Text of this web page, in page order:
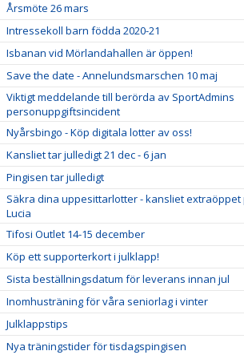
Årsmöte 26 mars
Intressekoll barn födda 2020-21
Isbanan vid Mörlandahallen är öppen!
Save the date - Annelundsmarschen 10 maj
Viktigt meddelande till berörda av SportAdmins
personuppgiftsincident
Nyårsbingo - Köp digitala lotter av oss!
Kansliet tar julledigt 21 dec - 6 jan
Pingisen tar julledigt
Säkra dina uppesittarlotter - kansliet extraöppet
Lucia
Tifosi Outlet 14-15 december
Köp ett supporterkort i julklapp!
Sista beställningsdatum för leverans innan jul
Inomhusträning för våra seniorlag i vinter
Julklappstips
Nya träningstider för tisdagspingisen